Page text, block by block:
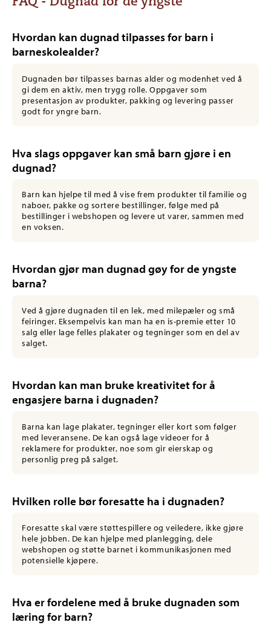
Hvordan kan dugnad tilpasses for barn i
barneskolealder?
Dugnaden bør tilpasses barnas alder og modenhet ved å
gi dem en aktiv, men trygg rolle. Oppgaver som
presentasjon av produkter, pakking og levering passer
godt for yngre barn.
Hva slags oppgaver kan små barn gjøre i en
dugnad?
Barn kan hjelpe til med å vise frem produkter til familie og
naboer, pakke og sortere bestillinger, følge med på
bestillinger i webshopen og levere ut varer, sammen med
en voksen.
Hvordan gjør man dugnad gøy for de yngste
barna?
Ved å gjøre dugnaden til en lek, med milepæler og små
feiringer. Eksempelvis kan man ha en is-premie etter 10
salg eller lage felles plakater og tegninger som en del av
salget.
Hvordan kan man bruke kreativitet for å
engasjere barna i dugnaden?
Barna kan lage plakater, tegninger eller kort som følger
med leveransene. De kan også lage videoer for å
reklamere for produkter, noe som gir eierskap og
personlig preg på salget.
Hvilken rolle bør foresatte ha i dugnaden?
Foresatte skal være støttespillere og veiledere, ikke gjøre
hele jobben. De kan hjelpe med planlegging, dele
webshopen og støtte barnet i kommunikasjonen med
potensielle kjøpere.
Hva er fordelene med å bruke dugnaden som
læring for barn?